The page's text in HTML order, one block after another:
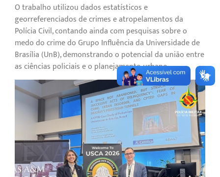
O trabalho utilizou dados estatísticos e
georreferenciados de crimes e atropelamentos da
Polícia Civil, contando ainda com pesquisas sobre o
medo do crime do Grupo Influência da Universidade de
Brasília (UnB), demonstrando o potencial da união entre
as ciências policiais e o planejamento urbano.